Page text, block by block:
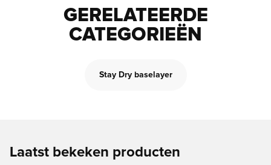
GERELATEERDE
CATEGORIEËN
Stay Dry baselayer
Laatst bekeken producten